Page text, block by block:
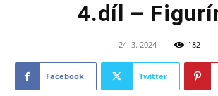
4.díl –
24. 3. 2024 182
Facebook Twitter